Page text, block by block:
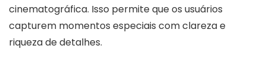
cinematográfica. Isso permite que os usuários
capturem momentos especiais com clareza e
riqueza de detalhes.